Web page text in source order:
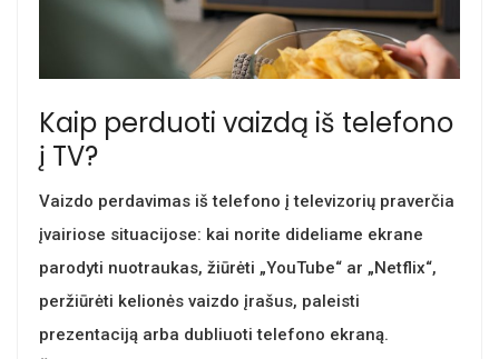
Kaip perduoti vaizdą iš telefono
į TV?
Vaizdo perdavimas iš telefono į televizorių praverčia
įvairiose situacijose: kai norite dideliame ekrane
parodyti nuotraukas, žiūrėti „YouTube“ ar „Netflix“,
peržiūrėti kelionės vaizdo įrašus, paleisti
prezentaciją arba dubliuoti telefono ekraną.